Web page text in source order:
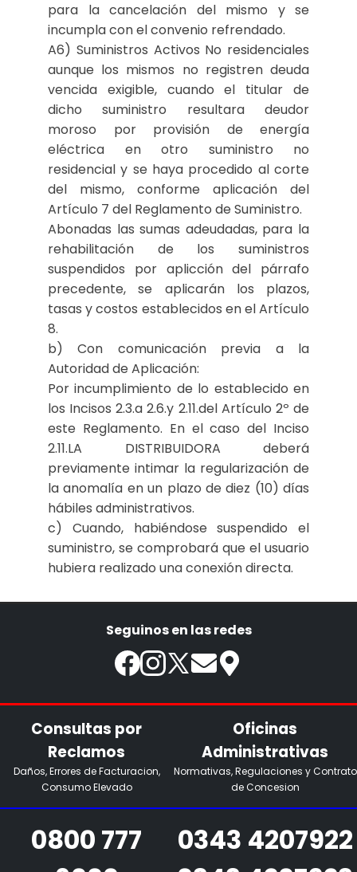
para la cancelación del mismo y se
incumpla con el convenio refrendado.
A6) Suministros Activos No residenciales
aunque los mismos no registren deuda
vencida exigible, cuando el titular de
dicho suministro resultara deudor
moroso por provisión de energía
eléctrica en otro suministro no
residencial y se haya procedido al corte
del mismo, conforme aplicación del
Artículo 7 del Reglamento de Suministro.
Abonadas las sumas adeudadas, para la
rehabilitación de los suministros
suspendidos por aplicción del párrafo
precedente, se aplicarán los plazos,
tasas y costos establecidos en el Artículo
8.
b) Con comunicación previa a la
Autoridad de Aplicación:
Por incumplimiento de lo establecido en
los Incisos 2.3.a 2.6.y 2.11.del Artículo 2º de
este Reglamento. En el caso del Inciso
2.11.LA DISTRIBUIDORA deberá
previamente intimar la regularización de
la anomalía en un plazo de diez (10) días
hábiles administrativos.
c) Cuando, habiéndose suspendido el
suministro, se comprobará que el usuario
hubiera realizado una conexión directa.
Seguinos en las redes
Consultas por
Reclamos
Daños, Errores de Facturacion,
Consumo Elevado
0800 777
Oficinas
Administrativas
Normativas, Regulaciones y Contrato
de Concesion
0343 4207922